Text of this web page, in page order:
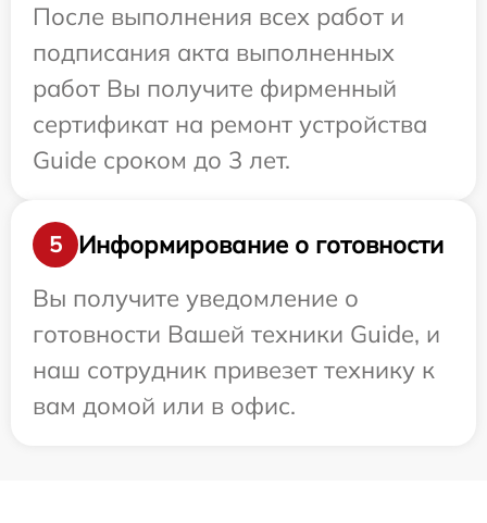
После выполнения всех работ и
подписания акта выполненных
работ Вы получите фирменный
сертификат на ремонт устройства
Guide сроком до 3 лет.
5
Информирование о готовности
Вы получите уведомление о
готовности Вашей техники Guide, и
наш сотрудник привезет технику к
вам домой или в офис.